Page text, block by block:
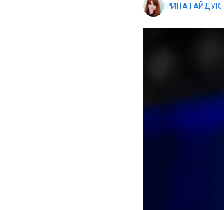
ІРИНА ГАЙДУК